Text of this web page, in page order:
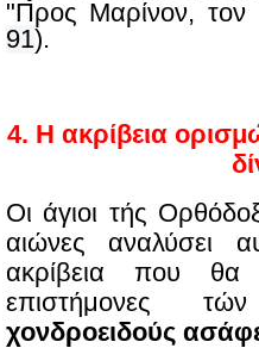
"Προς Μαρίνον, τον
91).
4. Η ακρίβεια
Οι άγιοι τής
αιώνες αναλύσει
ακρίβεια που θα
επιστήμονες
χονδροειδούς